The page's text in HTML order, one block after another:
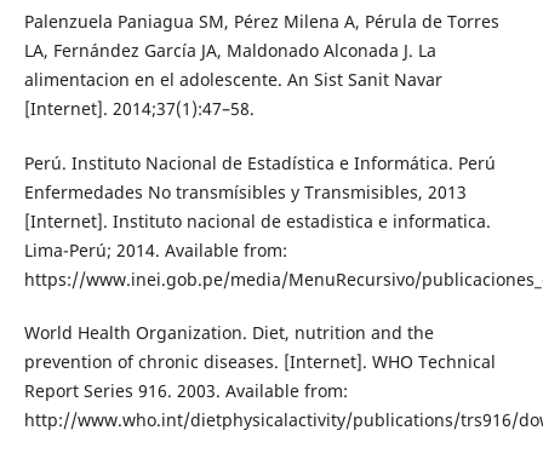
Palenzuela Paniagua SM, Pérez Milena A, Pérula de Torres
LA, Fernández García JA, Maldonado Alconada J. La
alimentacion en el adolescente. An Sist Sanit Navar
[Internet]. 2014;37(1):47–58.
Perú. Instituto Nacional de Estadística e Informática. Perú
Enfermedades No transmísibles y Transmisibles, 2013
[Internet]. Instituto nacional de estadistica e informatica.
Lima-Perú; 2014. Available from:
https://www.inei.gob.pe/media/MenuRecursivo/
World Health Organization. Diet, nutrition and the
prevention of chronic diseases. [Internet]. WHO Technical
Report Series 916. 2003. Available from:
http://www.who.int/dietphysicalactivity/publications/trs916/